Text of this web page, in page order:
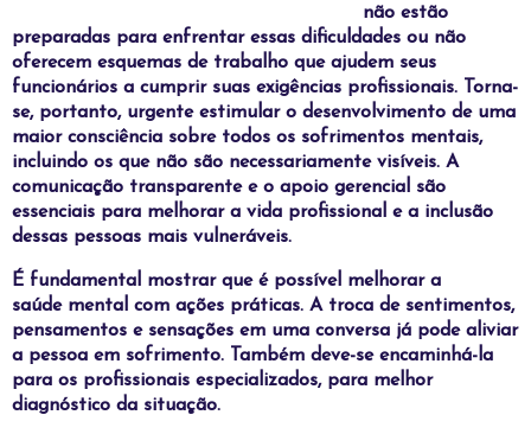
não estão
preparadas para enfrentar essas dificuldades ou não
oferecem esquemas de trabalho que ajudem seus
funcionários a cumprir suas exigências profissionais. Torna-
se, portanto, urgente estimular o desenvolvimento de uma
maior consciência sobre todos os sofrimentos mentais,
incluindo os que não são necessariamente visíveis. A
comunicação transparente e o apoio gerencial são
essenciais para melhorar a vida profissional e a inclusão
dessas pessoas mais vulneráveis.
É fundamental mostrar que é possível melhorar a
saúde mental com ações práticas. A troca de sentimentos,
pensamentos e sensações em uma conversa já pode aliviar
a pessoa em sofrimento. Também deve-se encaminhá-la
para os profissionais especializados, para melhor
diagnóstico da situação.